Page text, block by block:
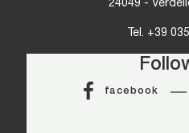
Tel. +39
facebook